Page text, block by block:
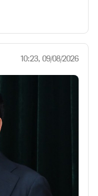
10:23, 09/08/2026